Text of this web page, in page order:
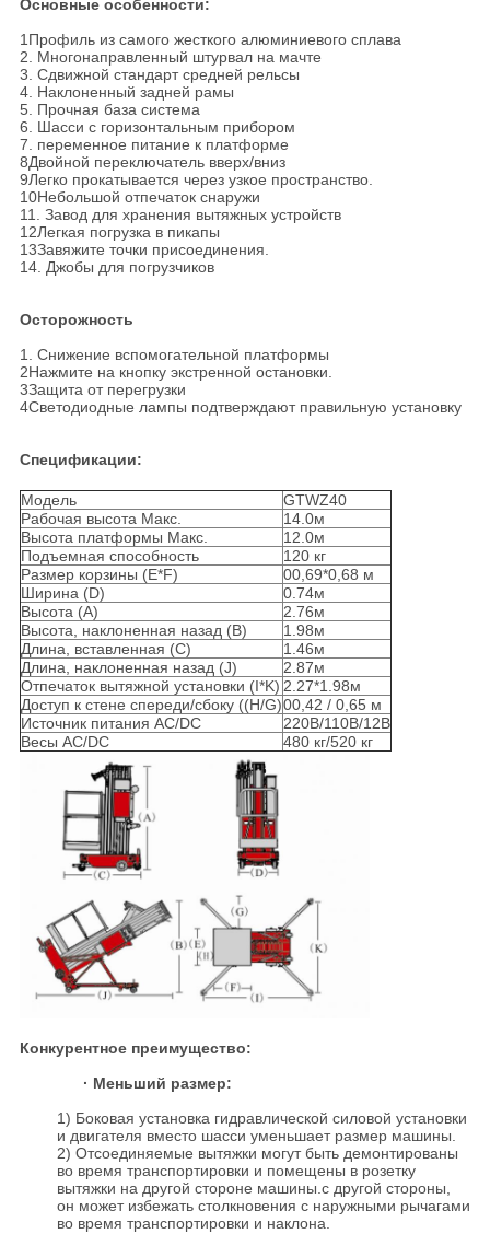
Основные особенности:
1Профиль из самого жесткого алюминиевого сплава
2. Многонаправленный штурвал на мачте
3. Сдвижной стандарт средней рельсы
4. Наклоненный задней рамы
5. Прочная база система
6. Шасси с горизонтальным прибором
7. переменное питание к платформе
8Двойной переключатель вверх/вниз
9Легко прокатывается через узкое пространство.
10Небольшой отпечаток снаружи
11. Завод для хранения вытяжных устройств
12Легкая погрузка в пикапы
13Завяжите точки присоединения.
14. Джобы для погрузчиков
Осторожность
1. Снижение вспомогательной платформы
2Нажмите на кнопку экстренной остановки.
3Защита от перегрузки
4Светодиодные лампы подтверждают правильную установку
Спецификации:
Модель
GTWZ40
Рабочая высота Макс.
14.0м
Высота платформы Макс.
12.0м
Подъемная способность
120 кг
Размер корзины (E*F)
00,69*0,68 м
Ширина (D)
0.74м
Высота (A)
2.76м
Высота, наклоненная назад (B)
1.98м
Длина, вставленная (C)
1.46м
Длина, наклоненная назад (J)
2.87м
Отпечаток вытяжной установки (I*K) 2.27*1.98м
Доступ к стене спереди/сбоку ((H/G)00,42 / 0,65 м
Источник питания AC/DC
220В/110В/12В
Весы AC/DC
480 кг/520 кг
Конкурентное преимущество:
· Меньший размер:
1) Боковая установка гидравлической силовой установки
и двигателя вместо шасси уменьшает размер машины.
2) Отсоединяемые вытяжки могут быть демонтированы
во время транспортировки и помещены в розетку
вытяжки на другой стороне машины.с другой стороны,
он может избежать столкновения с наружными рычагами
во время транспортировки и наклона.